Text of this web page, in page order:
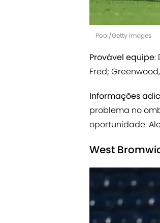
Pool/Getty Images
Provável equipe:
Fred;
Informações
problema no
oportunidade.
West